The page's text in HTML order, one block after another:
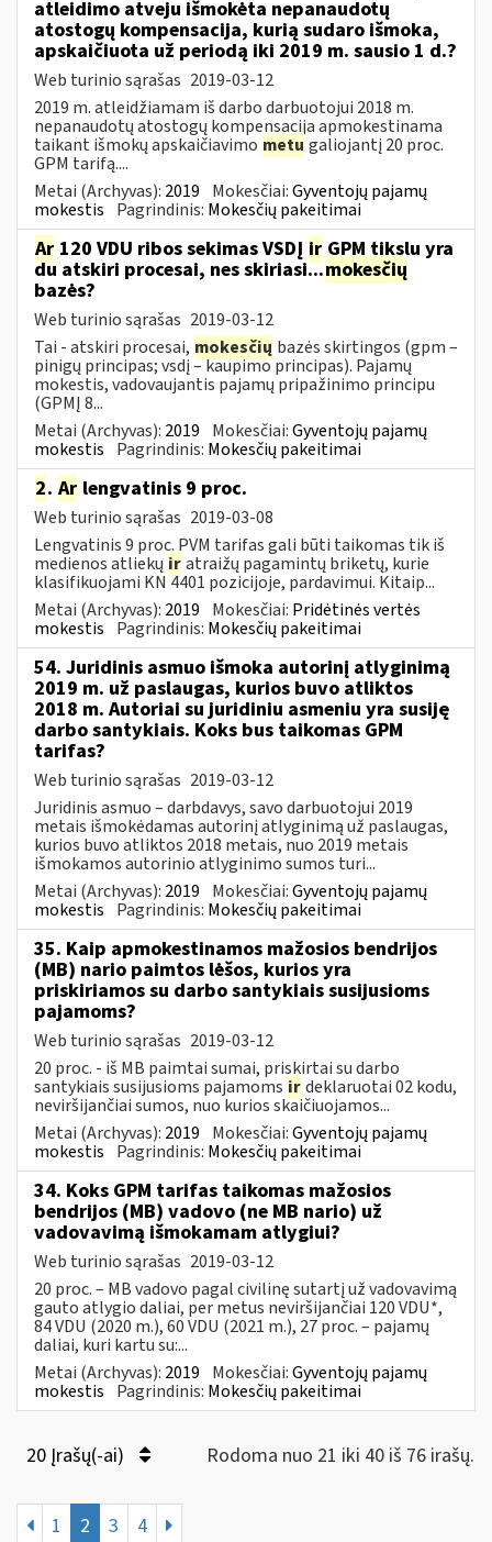
atleidimo atveju išmokėta nepanaudotų
atostogų kompensacija, kurią sudaro išmoka,
apskaičiuota už periodą iki 2019 m. sausio 1 d.?
Web turinio sąrašas 2019-03-12
2019 m. atleidžiamam iš darbo darbuotojui 2018 m.
nepanaudotų atostogų kompensacija apmokestinama
taikant išmokų apskaičiavimo metu galiojantį 20 proc.
GPM tarifą....
Metai (Archyvas): 2019 Mokesčiai:Gyventojų pajamų
mokestis Pagrindinis: Mokesčių pakeitimai
Ar 120 VDU ribos sekimas VSDĮ ir GPM tikslu yra
du atskiri procesai, nes skiriasi...mokesčių
bazės?
Web turinio sąrašas 2019-03-12
Tai - atskiri procesai, mokesčių bazės skirtingos (gpm –
pinigų principas; vsdį – kaupimo principas). Pajamų
mokestis, vadovaujantis pajamų pripažinimo principu
(GPMĮ 8...
Metai (Archyvas): 2019 Mokesčiai:Gyventojų pajamų
mokestis Pagrindinis: Mokesčių pakeitimai
2. Ar lengvatinis 9 proc.
Web turinio sąrašas 2019-03-08
Lengvatinis 9 proc. PVM tarifas gali būti taikomas tik iš
medienos atliekų iratraižų pagamintų briketų, kurie
klasifikuojami KN 4401 pozicijoje, pardavimui. Kitaip...
Metai (Archyvas): 2019 Mokesčiai: Pridėtinės vertės
mokestis Pagrindinis: Mokesčių pakeitimai
54. Juridinis asmuo išmoka autorinį atlyginimą
2019 m. už paslaugas, kurios buvo atliktos
2018 m. Autoriai su juridiniu asmeniu yra susiję
darbo santykiais. Koks bus taikomas GPM
tarifas?
Web turinio sąrašas 2019-03-12
Juridinis asmuo – darbdavys, savo darbuotojui 2019
metais išmokėdamas autorinį atlyginimą už paslaugas,
kurios buvo atliktos 2018 metais, nuo 2019 metais
išmokamos autorinio atlyginimo sumos turi...
Metai (Archyvas): 2019 Mokesčiai:Gyventojų pajamų
mokestis Pagrindinis: Mokesčių pakeitimai
35. Kaip apmokestinamos mažosios bendrijos
(MB) nario paimtos lėšos, kurios yra
priskiriamos su darbo santykiais susijusioms
pajamoms?
Web turinio sąrašas 2019-03-12
20 proc. - iš MB paimtai sumai, priskirtai su darbo
santykiais susijusioms pajamoms irdeklaruotai 02 kodu,
neviršijančiai sumos, nuo kurios skaičiuojamos...
Metai (Archyvas): 2019 Mokesčiai:Gyventojų pajamų
mokestis Pagrindinis: Mokesčių pakeitimai
34. Koks GPM tarifas taikomas mažosios
bendrijos (MB) vadovo (ne MB nario) už
vadovavimą išmokamam atlygiui?
Web turinio sąrašas 2019-03-12
20 proc. – MB vadovo pagal civilinę sutartį už vadovavimą
gauto atlygio daliai, per metus neviršijančiai 120 VDU*,
84 VDU (2020 m.), 60 VDU (2021 m.), 27 proc. – pajamų
daliai, kuri kartu su:...
Metai (Archyvas): 2019 Mokesčiai:Gyventojų pajamų
mokestis Pagrindinis: Mokesčių pakeitimai
20 Įrašų(-ai) Rodoma nuo 21 iki 40 iš 76 irašų.
1 2 3 4